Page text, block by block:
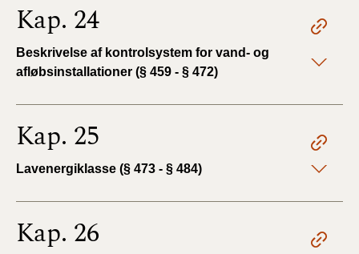
Kap. 24
Beskrivelse af kontrolsystem for vand- og
afløbsinstallationer (§ 459 - § 472)
Kap. 25
Lavenergiklasse (§ 473 - § 484)
Kap. 26